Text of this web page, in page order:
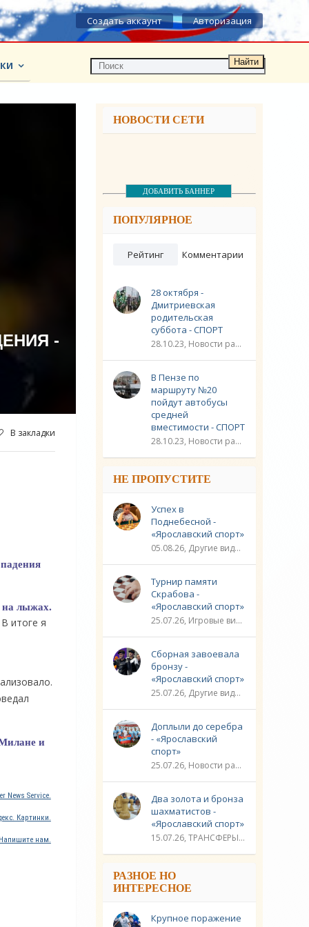
Создать аккаунт Авторизация
Найти
-
В закладки
на лыжах.
итоге я
и
News Service.
Картинки.
Напишите нам.
НОВОСТИ СЕТИ
ДОБАВИТЬ БАННЕР
ПОПУЛЯРНОЕ
Рейтинг Комментарии
28 октября -
Дмитриевская
родительская
суббота - СПОРТ
28.10.23, Новости разное / Плавание / Спорт
В Пензе по
маршруту №20
пойдут автобусы
средней
вместимости - СПОРТ
28.10.23, Новости разное / Другие виды спорта / Видео новости / Плавание / Спорт
НЕ ПРОПУСТИТЕ
Успех в
Поднебесной -
«Ярославский спорт»
05.08.26, Другие виды спорта / Шахматы / Новости разное / Спорт
Турнир памяти
Скрабова -
«Ярославский спорт»
25.07.26, Игровые виды спорта / Другие виды спорта / Плавание / ТРАНСФЕРЫ / Видео новости / Спорт
Сборная завоевала
бронзу -
«Ярославский спорт»
25.07.26, Другие виды спорта / Стрельба / Плавание / ЛИГА ЧЕМПИОНОВ / Спорт / Видео новости
Доплыли до серебра
- «Ярославский
спорт»
25.07.26, Новости разное / Гребля / Многоборье / Плавание / Другие виды спорта / Водные виды спорта / Видео новости / Спорт
Два золота и бронза
шахматистов -
«Ярославский спорт»
15.07.26, ТРАНСФЕРЫ / Новости разное / Другие виды спорта / Видео новости / Спорт
РАЗНОЕ НО
ИНТЕРЕСНОЕ
Крупное поражение